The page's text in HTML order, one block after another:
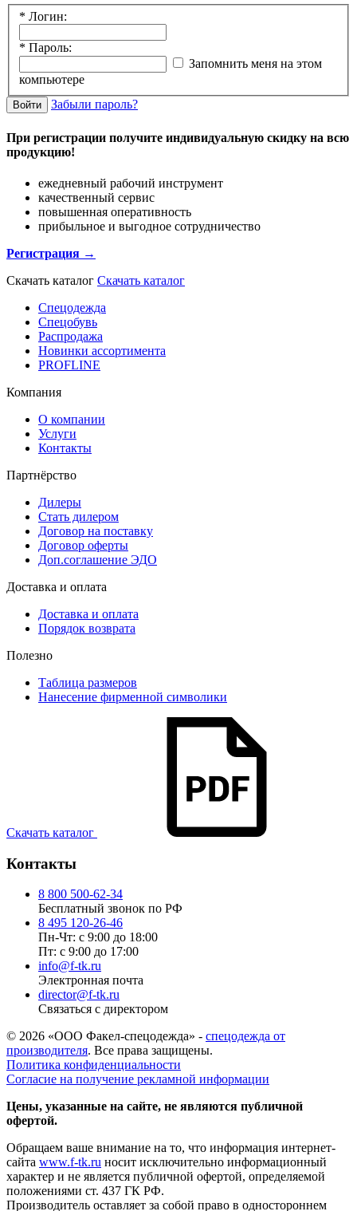
* Логин:
* Пароль:
Запомнить меня на этом
компьютере
Войти Забыли пароль?
При регистрации получите индивидуальную скидку на всю
продукцию!
ежедневный рабочий инструмент
качественный сервис
повышенная оперативность
прибыльное и выгодное сотрудничество
Регистрация →
Скачать каталог Скачать каталог
Спецодежда
Спецобувь
Распродажа
Новинки ассортимента
PROFLINE
Компания
О компании
Услуги
Контакты
Партнёрство
Дилеры
Стать дилером
Договор на поставку
Договор оферты
Доп.соглашение ЭДО
Доставка и оплата
Доставка и оплата
Порядок возврата
Полезно
Таблица размеров
Нанесение фирменной символики
Скачать каталог
Контакты
8 800 500-62-34
Бесплатный звонок по РФ
8 495 120-26-46
Пн-Чт: с 9:00 до 18:00
Пт: с 9:00 до 17:00
info@f-tk.ru
Электронная почта
director@f-tk.ru
Связаться с директором
© 2026 «ООО Факел-спецодежда» - спецодежда от
производителя. Все права защищены.
Политика конфиденциальности
Согласие на получение рекламной информации
Цены, указанные на сайте, не являются публичной
офертой.
Обращаем ваше внимание на то, что информация интернет-
сайта www.f-tk.ru носит исключительно информационный
характер и не является публичной офертой, определяемой
положениями ст. 437 ГК РФ.
Производитель оставляет за собой право в одностороннем